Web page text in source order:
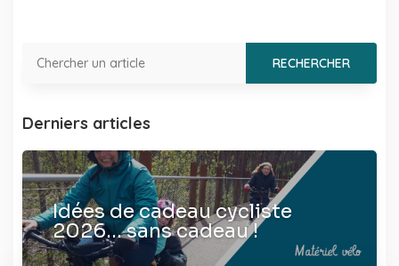
Derniers articles
Idées de cadeau cycliste
2026… sans cadeau !